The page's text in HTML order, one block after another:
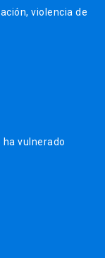
violencia de
vulnerado